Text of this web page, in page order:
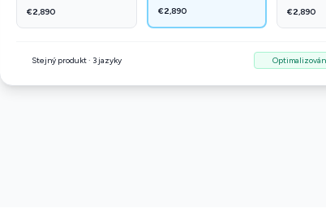
€2,890 €2,890 €2,890
Stejný produkt · 3 jazyky